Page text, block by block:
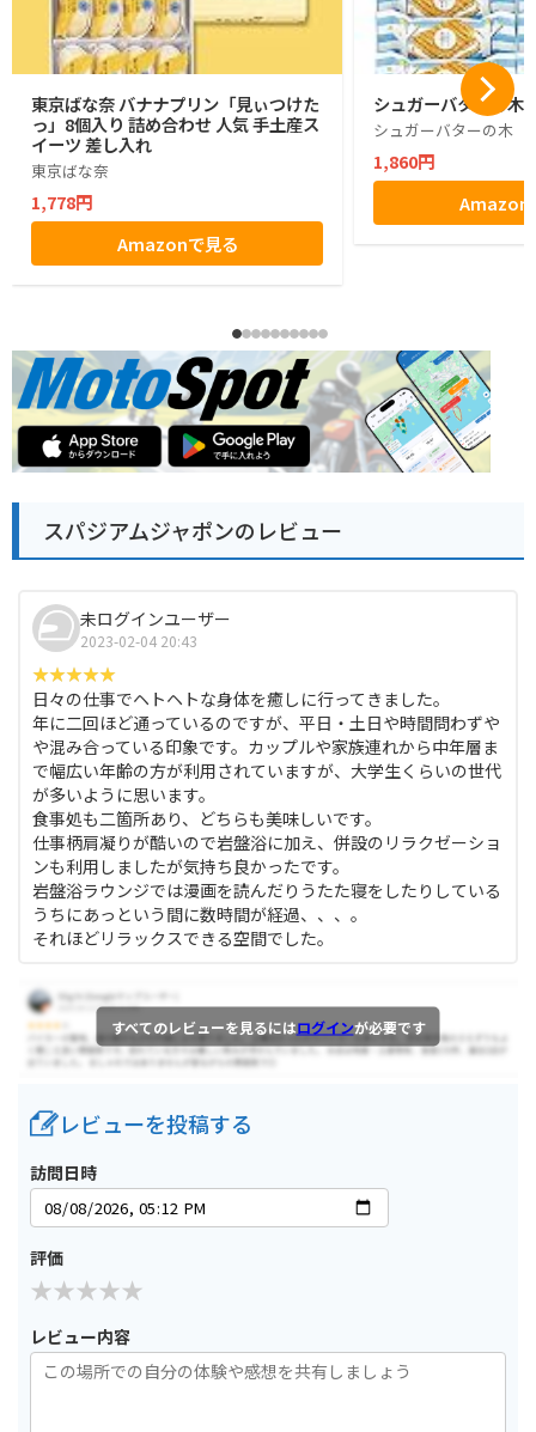
東京ばな奈 バナナプリン「見ぃつけた
っ」8個入り 詰め合わせ 人気 手土産ス
イーツ 差し入れ
東京ばな奈
1,778円
Amazonで見る
シュガーバターの木
シュガーバターの木
1,860円
Amazon
スパジアムジャポンのレビュー
未ログインユーザー
2023-02-04 20:43
日々の仕事でヘトヘトな身体を癒しに行ってきました。
年に二回ほど通っているのですが、平日・土日や時間問わずや
や混み合っている印象です。カップルや家族連れから中年層ま
で幅広い年齢の方が利用されていますが、大学生くらいの世代
が多いように思います。
食事処も二箇所あり、どちらも美味しいです。
仕事柄肩凝りが酷いので岩盤浴に加え、併設のリラクゼーショ
ンも利用しましたが気持ち良かったです。
岩盤浴ラウンジでは漫画を読んだりうたた寝をしたりしている
うちにあっという間に数時間が経過、、、。
それほどリラックスできる空間でした。
すべてのレビューを見るにはログインが必要です
レビューを投稿する
訪問日時
評価
レビュー内容